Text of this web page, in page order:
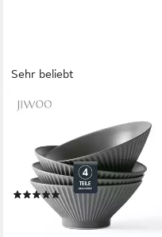
Sehr beliebt
JIWOO
Schüssel 4er Ø20cm,
Japanische Ramenschüssel
Suppenschüssel bowl
Pastaschüssel, Keramik,
(Schüsselset, 4-tlg),
Hochwertiges Schüsseln
(33)
11,51 € UVP36,99 €
(2,88 €/ 1 Stk)